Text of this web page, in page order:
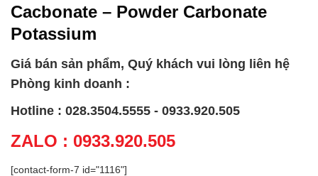
Cacbonate – Powder Carbonate
Potassium
Giá bán sản phẩm, Quý khách vui lòng liên hệ
Phòng kinh doanh :
Hotline : 028.3504.5555 - 0933.920.505
ZALO : 0933.920.505
[contact-form-7 id="1116"]